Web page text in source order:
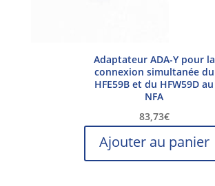
Adaptateur ADA-Y pour la
connexion simultanée du
HFE59B et du HFW59D au
NFA
83,73€
Ajouter au panier